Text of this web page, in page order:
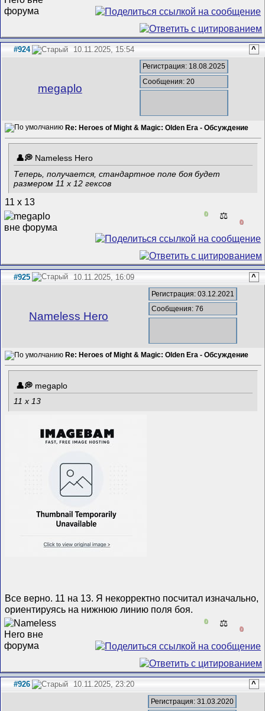
#924 10.11.2025, 15:54 ^
megaplo
Регистрация: 18.08.2025
Сообщения: 20
Re: Heroes of Might & Magic: Olden Era - Обсуждение
Nameless Hero
Теперь, получается, стандартное поле боя будет
размером 11 x 12 гексов
11 x 13
0 ⚖️
0
#925 10.11.2025, 16:09 ^
Nameless Hero
Регистрация: 03.12.2021
Сообщения: 76
Re: Heroes of Might & Magic: Olden Era - Обсуждение
megaplo
11 x 13
Все верно. 11 на 13. Я некорректно посчитал изначально,
ориентируясь на нижнюю линию поля боя.
0 ⚖️
0
#926 10.11.2025, 23:20 ^
Регистрация: 31.03.2020